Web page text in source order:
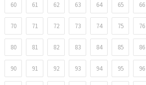
60 61 62 63 64 65 66
70 71 72 73 74 75 76
80 81 82 83 84 85 86
90 91 92 93 94 95 96